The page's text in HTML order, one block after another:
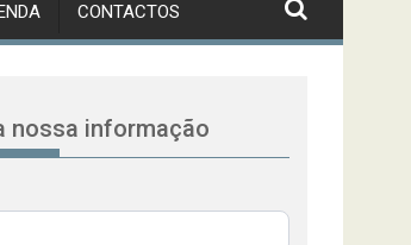
CONTACTOS
nossa informação